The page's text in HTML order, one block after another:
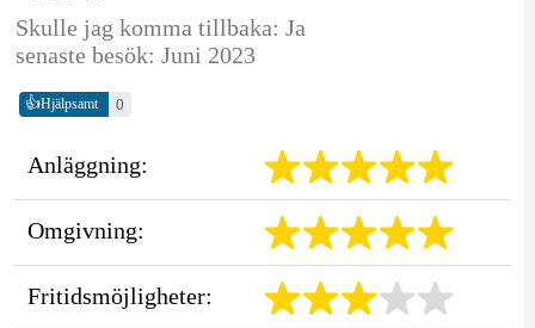
Skulle jag komma tillbaka: Ja
senaste besök: Juni 2023
👍Hjälpsamt 0
Anläggning:
Omgivning:
Fritidsmöjligheter: